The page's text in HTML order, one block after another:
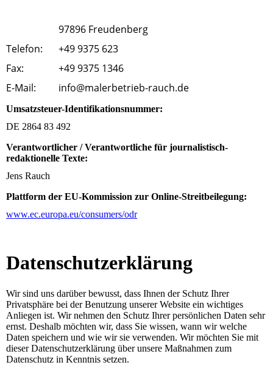
97896 Freudenberg
Telefon:
+49 9375 623
Fax:
+49 9375 1346
E-Mail:
info@malerbetrieb-rauch.de
Umsatzsteuer-Identifikationsnummer:
DE 2864 83 492
Verantwortlicher / Verantwortliche für journalistisch-
redaktionelle Texte:
Jens Rauch
Plattform der EU-Kommission zur Online-Streitbeilegung:
www.ec.europa.eu/consumers/odr
Datenschutz­erklärung
Wir sind uns darüber bewusst, dass Ihnen der Schutz Ihrer
Privatsphäre bei der Benutzung unserer Website ein wichtiges
Anliegen ist. Wir nehmen den Schutz Ihrer persönlichen Daten sehr
ernst. Deshalb möchten wir, dass Sie wissen, wann wir welche
Daten speichern und wie wir sie verwenden. Wir möchten Sie mit
dieser Datenschutzerklärung über unsere Maßnahmen zum
Datenschutz in Kenntnis setzen.